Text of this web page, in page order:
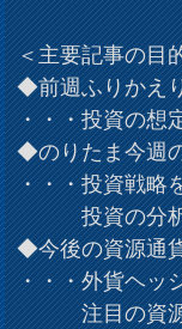
＜主要記事の目
◆前週ふりかえ
・・・投資の想
◆のりたま今週
・・・投資戦略
投資の分析
◆今後の資源通
・・・外貨ヘッ
注目の資源国